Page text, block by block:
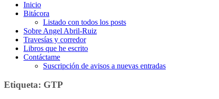
Inicio
Bitácora
Listado con todos los posts
Sobre Angel Abril-Ruiz
Travesías y corredor
Libros que he escrito
Contáctame
Suscripción de avisos a nuevas entradas
Etiqueta: GTP